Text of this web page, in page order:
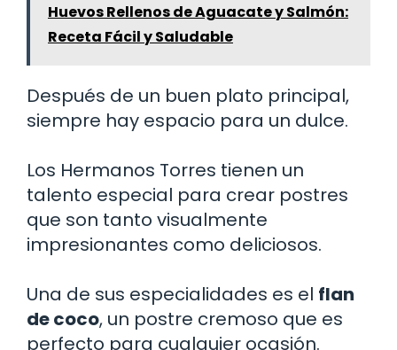
Huevos Rellenos de Aguacate y Salmón:
Receta Fácil y Saludable
Después de un buen plato principal,
siempre hay espacio para un dulce.
Los Hermanos Torres tienen un
talento especial para crear postres
que son tanto visualmente
impresionantes como deliciosos.
Una de sus especialidades es el flan
de coco, un postre cremoso que es
perfecto para cualquier ocasión.